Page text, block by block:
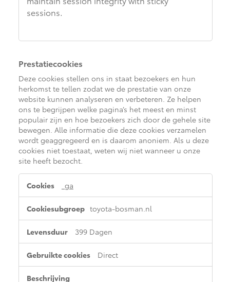
sessions.
Prestatiecookies
Deze cookies stellen ons in staat bezoekers en hun
herkomst te tellen zodat we de prestatie van onze
website kunnen analyseren en verbeteren. Ze helpen
ons te begrijpen welke pagina’s het meest en minst
populair zijn en hoe bezoekers zich door de gehele site
bewegen. Alle informatie die deze cookies verzamelen
wordt geaggregeerd en is daarom anoniem. Als u deze
cookies niet toestaat, weten wij niet wanneer u onze
site heeft bezocht.
_ga
toyota-bosman.nl
399 Dagen
Direct